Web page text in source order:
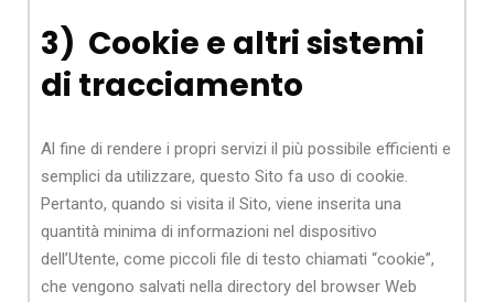
3) Cookie e altri sistemi
di tracciamento
Al fine di rendere i propri servizi il più possibile efficienti e
semplici da utilizzare, questo Sito fa uso di cookie.
Pertanto, quando si visita il Sito, viene inserita una
quantità minima di informazioni nel dispositivo
dell’Utente, come piccoli file di testo chiamati “cookie”,
che vengono salvati nella directory del browser Web